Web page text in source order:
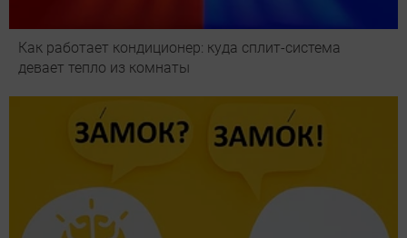
Как работает кондиционер: куда сплит-система
девает тепло из комнаты